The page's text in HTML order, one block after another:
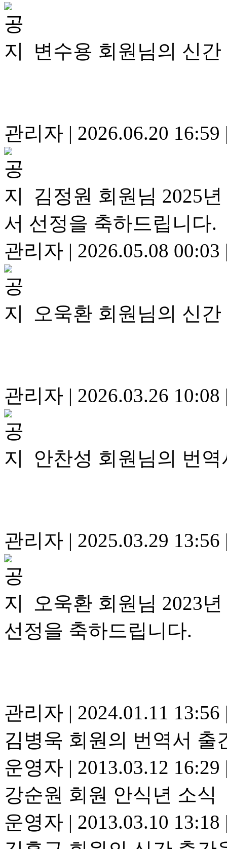
변수용 회원님의 신
관리자 | 2026.06.20 16:59
김정원 회원님 2025
서 선정을 축하드립니다.
관리자 | 2026.05.08 00:03
오욱환 회원님의 신
관리자 | 2026.03.26 10:08
안찬성 회원님의 번
관리자 | 2025.03.29 13:56
오욱환 회원님 2023
선정을 축하드립니다.
관리자 | 2024.01.11 13:56
김병욱 회원의 번역서 출
운영자 | 2013.03.12 16:29
강순원 회원 안식년 소식
운영자 | 2013.03.10 13:18